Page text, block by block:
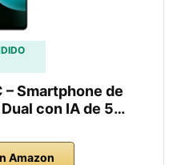
– Smartphone de
con IA de 5…
Amazon